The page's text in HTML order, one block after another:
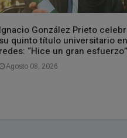
Ignacio González Prieto
su quinto título universitario en
redes: “Hice un gran esfuerzo”
Agosto 08, 2026